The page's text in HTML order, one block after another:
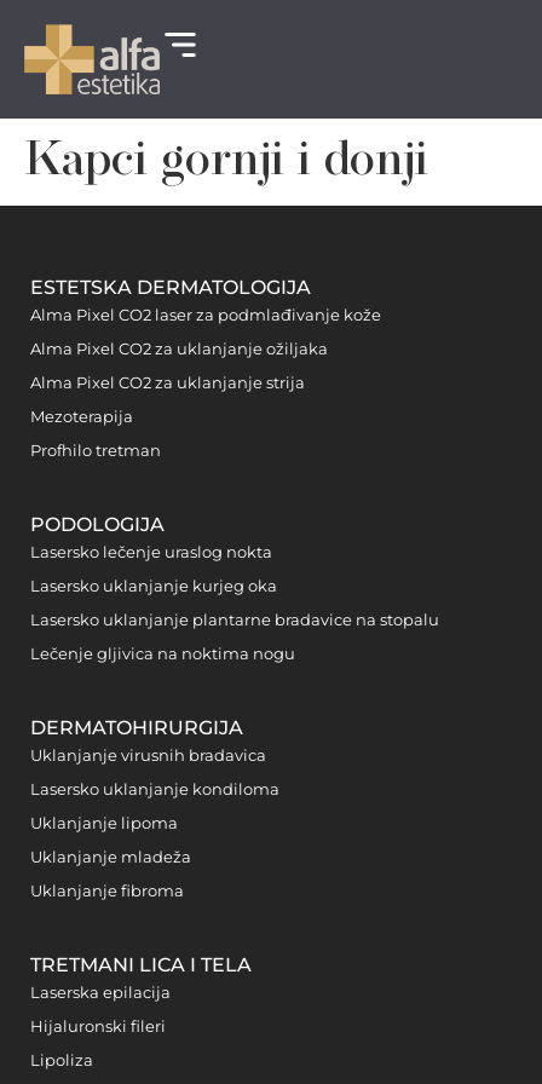
Kapci gornji i donji
ESTETSKA DERMATOLOGIJA
Alma Pixel CO2 laser za podmlađivanje kože
Alma Pixel CO2 za uklanjanje ožiljaka
Alma Pixel CO2 za uklanjanje strija
Mezoterapija
Profhilo tretman
PODOLOGIJA
Lasersko lečenje uraslog nokta
Lasersko uklanjanje kurjeg oka
Lasersko uklanjanje plantarne bradavice na stopalu
Lečenje gljivica na noktima nogu
DERMATOHIRURGIJA
Uklanjanje virusnih bradavica
Lasersko uklanjanje kondiloma
Uklanjanje lipoma
Uklanjanje mladeža
Uklanjanje fibroma
TRETMANI LICA I TELA
Laserska epilacija
Hijaluronski fileri
Lipoliza